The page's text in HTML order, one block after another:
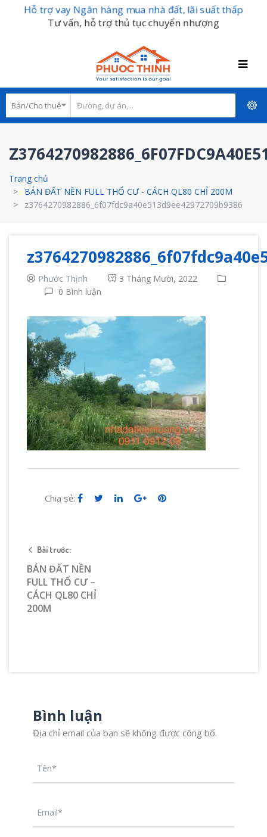
Hỗ trợ vay Ngân hàng mua nhà đất, lãi suất thấp
Tư vấn, hỗ trợ thủ tục chuyển nhượng
Trang chủ
BÁN ĐẤT NỀN FULL THỔ CƯ - CÁCH QL80 CHỈ 200M
z3764270982886_6f07fdc9a40e513d9ee42972709b9386
Phước Thịnh
3 Tháng Mười, 2022
0 Bình luận
Chia sẻ:
Bài trước:
BÁN ĐẤT NỀN
FULL THỔ CƯ –
CÁCH QL80 CHỈ
200M
Bình luận
Địa chỉ email của bạn sẽ không được công bố.